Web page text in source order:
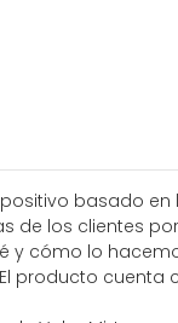
basado
de los clientes
y cómo lo
producto cuenta